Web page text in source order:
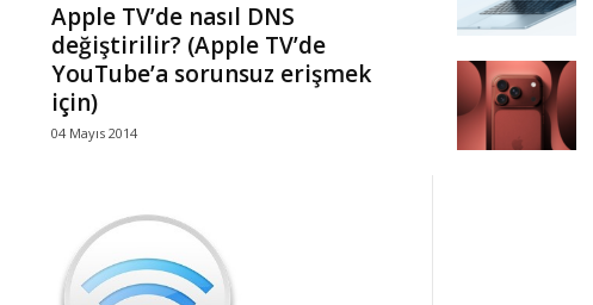
Apple TV’de nasıl DNS
değiştirilir? (Apple TV’de
YouTube’a sorunsuz erişmek
için)
04 Mayıs 2014